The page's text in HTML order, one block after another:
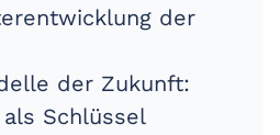
der
der Zukunft:
Schlüssel